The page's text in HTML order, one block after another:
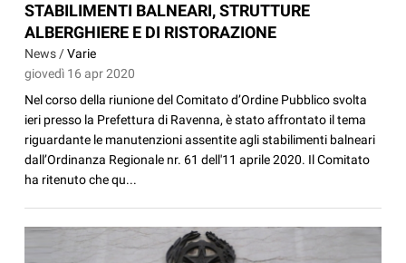
STABILIMENTI BALNEARI, STRUTTURE
ALBERGHIERE E DI RISTORAZIONE
News /Varie
giovedì 16 apr 2020
Nel corso della riunione del Comitato d’Ordine Pubblico svolta
ieri presso la Prefettura di Ravenna, è stato affrontato il tema
riguardante le manutenzioni assentite agli stabilimenti balneari
dall’Ordinanza Regionale nr. 61 dell'11 aprile 2020. Il Comitato
ha ritenuto che qu...